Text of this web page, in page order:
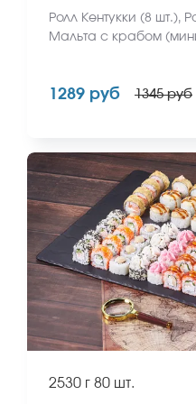
Ролл Кентукки (8 шт.),
Мальта с крабом
*Не забудьте
соус. Они не входят в
вид блюда может
1289 руб 1345 руб
2530 г 80 шт.